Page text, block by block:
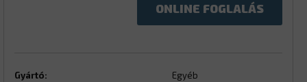
ONLINE FOGLALÁS
Gyártó:
Egyéb